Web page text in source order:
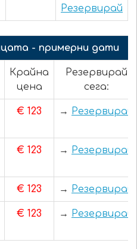
Резервирай
- примерни дати
Крайна
цена
Резервирай
сега:
€ 123 → Резервирай
€ 123 → Резервирай
€ 123 → Резервирай
€ 123 → Резервирай